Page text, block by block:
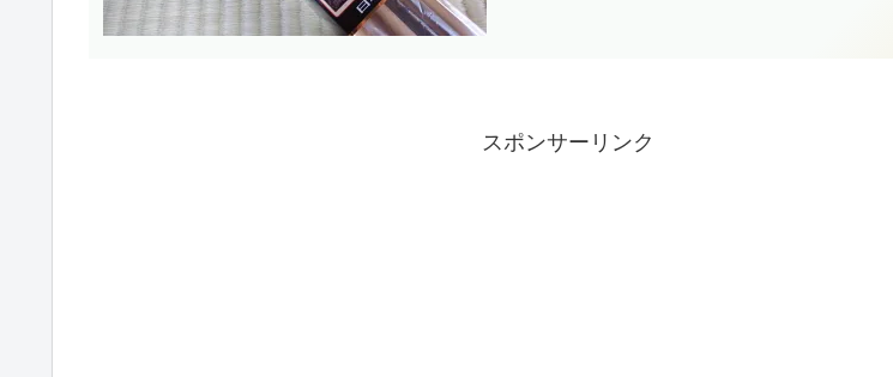
スポンサーリンク